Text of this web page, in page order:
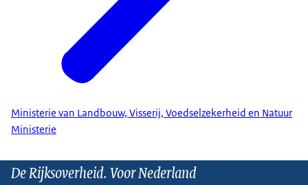
Ministerie van Landbouw, Visserij, Voedselzekerheid en Natuur
Ministerie
De Rijksoverheid. Voor Nederland